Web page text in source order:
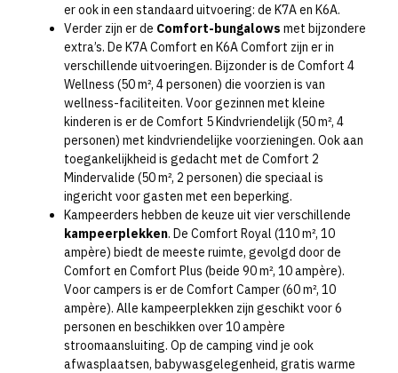
er ook in een standaard uitvoering: de K7A en K6A.
Verder zijn er de Comfort-bungalows met bijzondere
extra’s. De K7A Comfort en K6A Comfort zijn er in
verschillende uitvoeringen. Bijzonder is de Comfort 4
Wellness (50 m², 4 personen) die voorzien is van
wellness-faciliteiten. Voor gezinnen met kleine
kinderen is er de Comfort 5 Kindvriendelijk (50 m², 4
personen) met kindvriendelijke voorzieningen. Ook aan
toegankelijkheid is gedacht met de Comfort 2
Mindervalide (50 m², 2 personen) die speciaal is
ingericht voor gasten met een beperking.
Kampeerders hebben de keuze uit vier verschillende
kampeerplekken. De Comfort Royal (110 m², 10
ampère) biedt de meeste ruimte, gevolgd door de
Comfort en Comfort Plus (beide 90 m², 10 ampère).
Voor campers is er de Comfort Camper (60 m², 10
ampère). Alle kampeerplekken zijn geschikt voor 6
personen en beschikken over 10 ampère
stroomaansluiting. Op de camping vind je ook
afwasplaatsen, babywasgelegenheid, gratis warme